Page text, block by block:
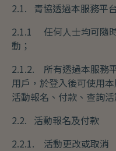
2.1. 青協透過本服務平
2.1.1 任何人士均可隨
動；
2.1.2. 所有透過本服務
用戶，於登入後可使用
活動報名、付款、查詢
2.2. 活動報名及付款
2.2.1. 活動更改或取消